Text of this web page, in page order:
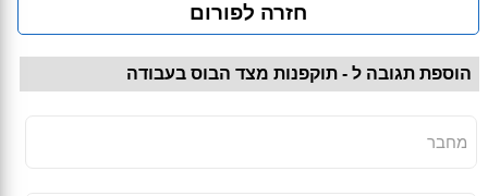
חזרה לפורום
הוספת תגובה ל - תוקפנות מצד הבוס בעבודה